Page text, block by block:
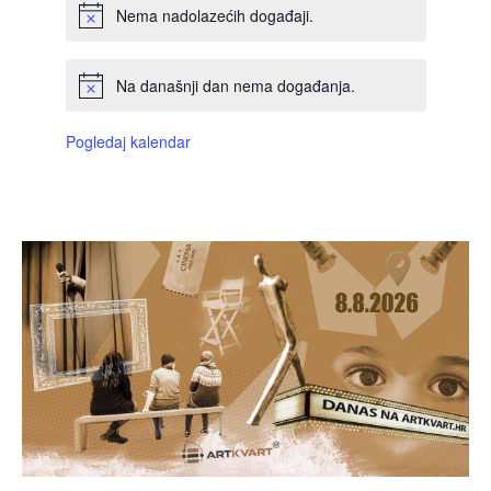
Nema nadolazećih događaji.
Na današnji dan nema događanja.
Pogledaj kalendar